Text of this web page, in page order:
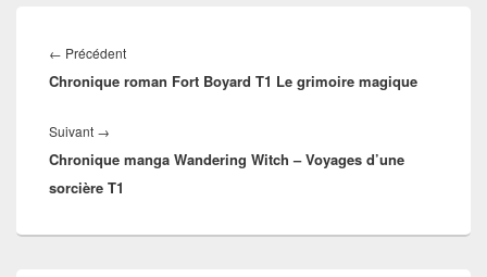
de
l’article
← PrécédentArticle
précédent :
Chronique roman Fort Boyard T1 Le grimoire magique
Suivant →
suivant :
Chronique manga Wandering Witch – Voyages d’une
sorcière T1